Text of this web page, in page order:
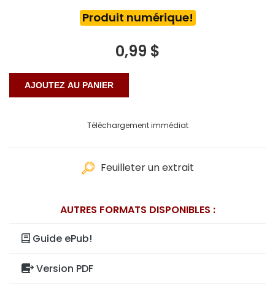
Produit numérique!
0,99 $
Téléchargement immédiat
Feuilleter un extrait
AUTRES FORMATS DISPONIBLES :
Guide ePub!
Version PDF